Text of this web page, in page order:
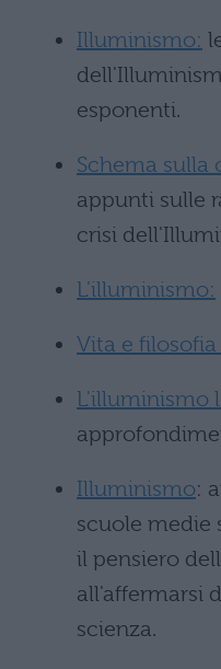
Illuminismo:
esponenti.
Schema sulla
appunti sulle
crisi
L'illuminismo:
Vita e
L'illuminismo
Illuminismo:
scuole medie
il pensiero
all'affermarsi
scienza.